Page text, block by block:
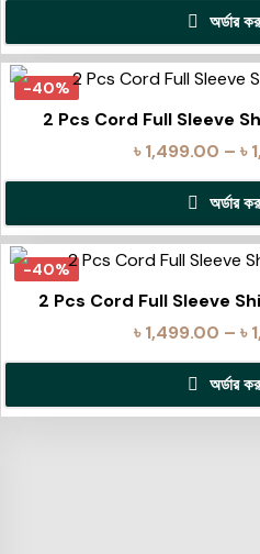
অর্ডার
-40%
2 Pcs Cord Full Sleeve
৳1,499.00 – ৳
অর্ডার
-40%
2 Pcs Cord Full Sleeve
৳1,499.00 – ৳
অর্ডার